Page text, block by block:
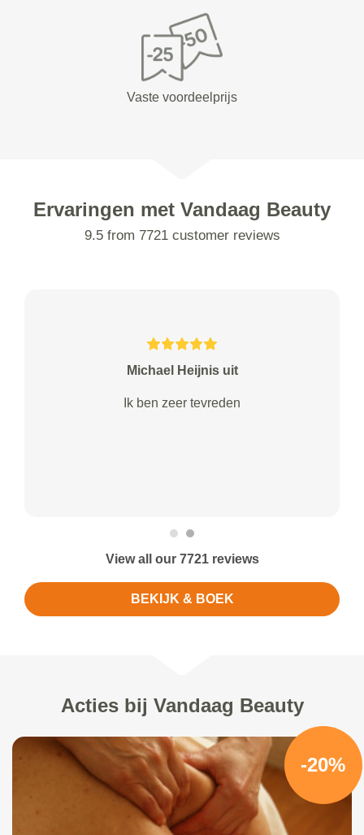
Vaste voordeelprijs
Ervaringen met Vandaag Beauty
9.5 from 7721 customer reviews
Michael Heijnis uit
Ik ben zeer tevreden
View all our 7721 reviews
BEKIJK & BOEK
Acties bij Vandaag Beauty
-20%